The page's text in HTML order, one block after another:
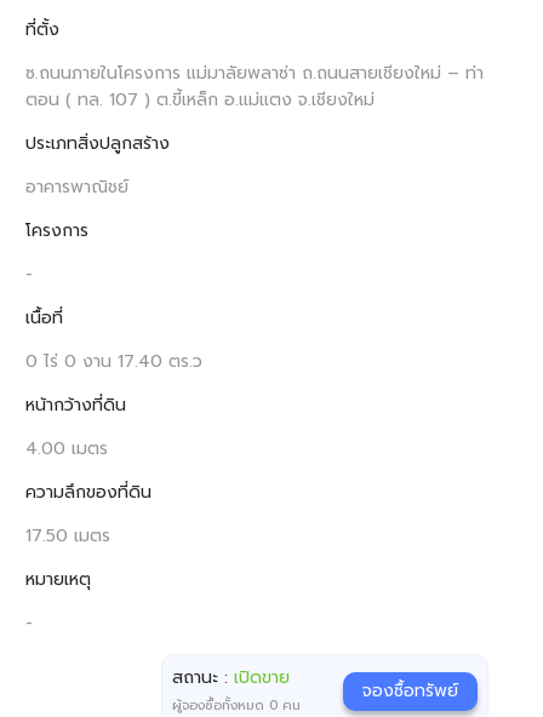
ที่ตั้ง
ซ.ถนนภายในโครงการ แม่มาลัยพลาซ่า ถ.ถนนสายเชียงใหม่ – ท่า
ตอน ( ทล. 107 ) ต.ขี้เหล็ก อ.แม่แตง จ.เชียงใหม่
ประเภทสิ่งปลูกสร้าง
อาคารพาณิชย์
โครงการ
-
เนื้อที่
0 ไร่ 0 งาน 17.40 ตร.ว
หน้ากว้างที่ดิน
4.00 เมตร
ความลึกของที่ดิน
17.50 เมตร
หมายเหตุ
-
สถานะ :เปิดขาย
ผู้จองซื้อทั้งหมด 0 คน
จองซื้อทรัพย์